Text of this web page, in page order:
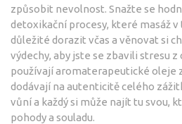
způsobit nevolnost. Snažte se
detoxikační procesy, které masáž v
důležité dorazit včas a věnovat si
výdechy, aby jste se zbavili stresu z
používají aromaterapeutické oleje
dodávají na autenticitě celého
vůní a každý si může najít tu svou,
pohody a souladu.